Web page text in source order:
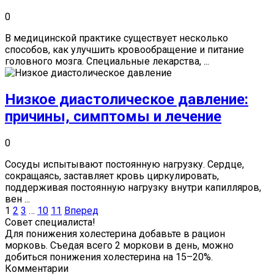
0
В медицинской практике существует несколько
способов, как улучшить кровообращение и питание
головного мозга. Специальные лекарства, ...
Низкое диастолическое давление:
причины, симптомы и лечение
0
Сосуды испытывают постоянную нагрузку. Сердце,
сокращаясь, заставляет кровь циркулировать,
поддерживая постоянную нагрузку внутри капилляров,
вен ...
Пагинация
записей
1 2 3 … 10 11 Вперед
Совет специалиста!
Для понижения холестерина добавьте в рацион
морковь. Съедая всего 2 моркови в день, можно
добиться понижения холестерина на 15–20%.
Комментарии